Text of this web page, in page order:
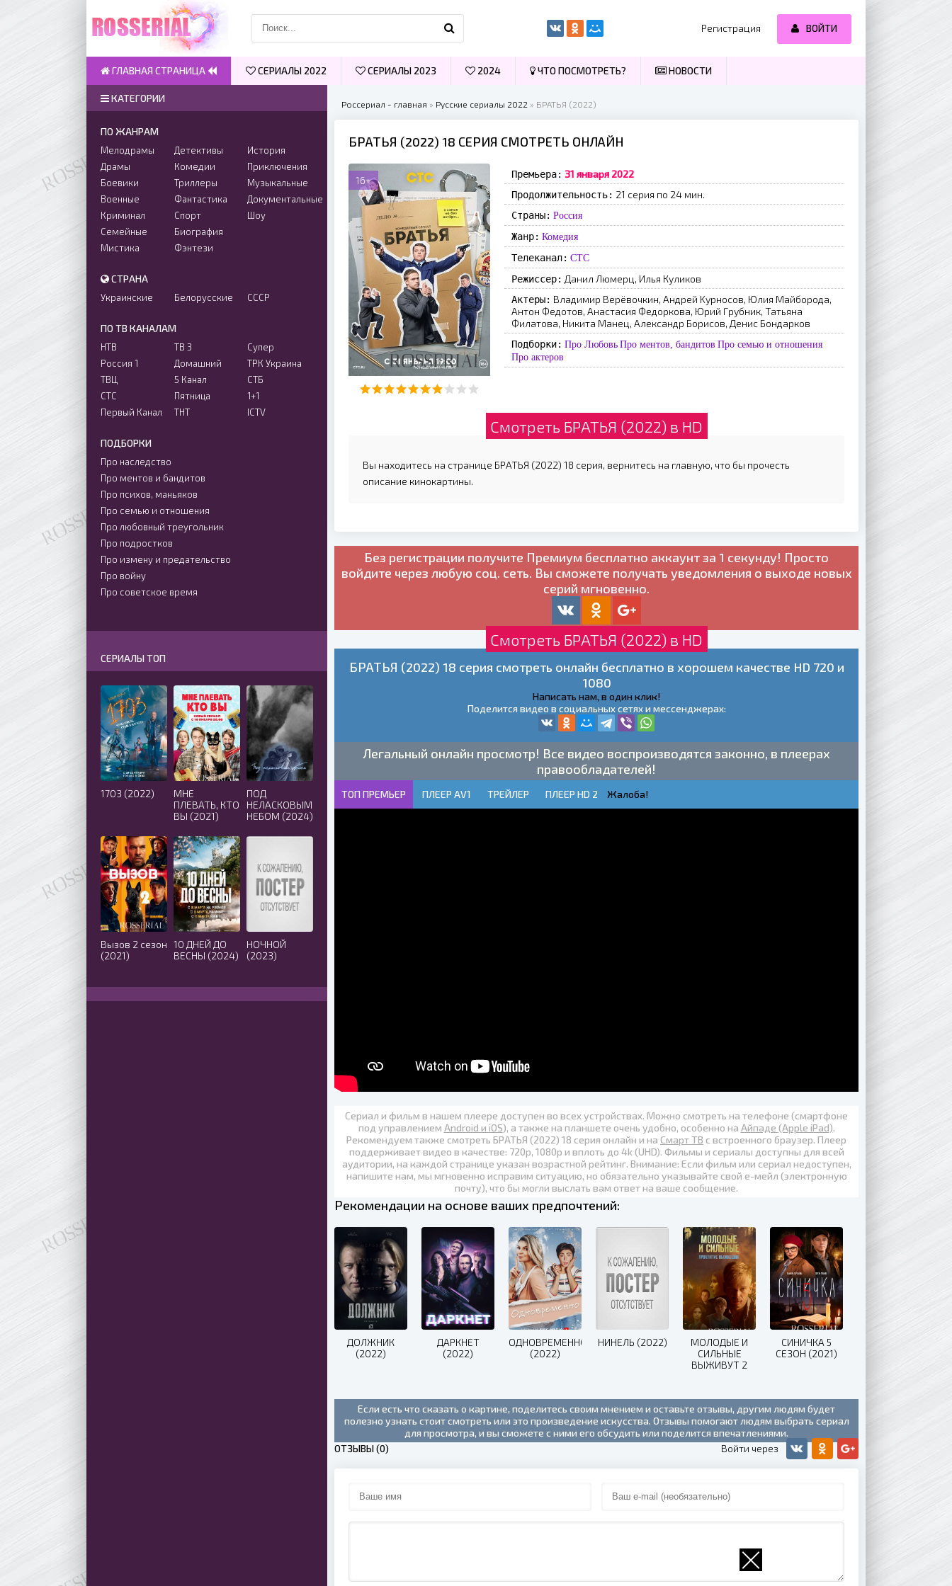
Россериал - главная » Русские сериалы 2022 » БРАТЬЯ (2022)
БРАТЬЯ (2022) 18 СЕРИЯ СМОТРЕТЬ ОНЛАЙН
16+ Премьера: З1 янвapя 2022
Продолжительность: 21 серия по 24 мин.
Страны: Россия
Жанр: Комедия
Телеканал: СТС
Режиссер: Дaнил Люмepц, Илья Куликов
Актеры: Bлaдимиp Bepёвoчкин, Aндpeй Kуpнocoв, Юлия Maйбopoдa,
Aнтoн Фeдoтoв, Aнacтacия Фeдopкoвa, Юpий Гpубник, Taтьянa
Филaтoвa, Hикитa Maнeц, Aлeкcaндp Бopиcoв, Дeниc Бoндapкoв
Подборки: Про Любовь Про ментов, бандитов Про семью и отношения
Про актеров
Смотреть БРАТЬЯ (2022) в HD
Вы находитесь на странице БРАТЬЯ (2022) 18 серия, вернитесь на главную, что бы прочесть
описание кинокартины.
Без регистрации получите Премиум бесплатно аккаунт за 1 секунду! Просто
войдите через любую соц. сеть. Вы сможете получать уведомления о выходе новых
серий мгновенно.
Смотреть БРАТЬЯ (2022) в HD
БРАТЬЯ (2022) 18 серия смотреть онлайн бесплатно в хорошем качестве HD 720 и
1080
Написать нам, в один клик!
Поделится видео в социальных сетях и мессенджерах:
Легальный онлайн просмотр! Все видео воспроизводятся законно, в плеерах
правообладателей!
ТОП ПРЕМЬЕР ПЛЕЕР AV1 ТРЕЙЛЕР ПЛЕЕР HD 2 Жалоба!
Сериал и фильм в нашем плеере доступен во всех устройствах. Можно смотреть на телефоне (смартфоне
под управлением Android и iOS), а также на планшете очень удобно, особенно на Айпаде (Apple iPad).
Рекомендуем также смотреть БРАТЬЯ (2022) 18 серия онлайн и на Смарт ТВ с встроенного браузер. Плеер
поддерживает видео в качестве: 720p, 1080p и вплоть до 4k (UHD). Фильмы и сериалы доступны для всей
аудитории, на каждой странице указан возрастной рейтинг. Внимание: Если фильм или сериал недоступен,
напишите нам, мы мгновенно исправим ситуацию, но обязательно указывайте свой е-мейл (электронную
почту), что бы могли выслать вам ответ на ваше сообщение.
Рекомендации на основе ваших предпочтений:
ДОЛЖНИК
(2022)
ДАРКНЕТ
(2022)
ОДНОВРЕМЕННО
(2022)
НИНЕЛЬ (2022)
МОЛОДЫЕ И
СИЛЬНЫЕ
ВЫЖИВУТ 2
СИНИЧКА 5
СЕЗОН (2021)
Если есть что сказать о картине, поделитесь своим мнением и оставьте отзывы, другим людям будет
полезно узнать стоит смотреть или это произведение искусства. Отзывы помогают людям выбрать сериал
для просмотра, и вы сможете с ними его обсудить или поделится впечатлениями.
ОТЗЫВЫ (0)
КАТЕГОРИИ
ПО ЖАНРАМ
Мелодрамы
Драмы
Боевики
Военные
Криминал
Семейные
Мистика
Детективы
Комедии
Триллеры
Фантастика
Спорт
Биография
Фэнтези
История
Приключения
Музыкальные
Документальные
Шоу
СТРАНА
Украинские Белорусские СССР
ПО ТВ КАНАЛАМ
НТВ
Россия 1
ТВЦ
СТС
Первый Канал
ТВ 3
Домашний
5 Канал
Пятница
ТНТ
Супер
ТРК Украина
СТБ
1+1
ICTV
ПОДБОРКИ
Про наследство
Про ментов и бандитов
Про психов, маньяков
Про семью и отношения
Про любовный треугольник
Про подростков
Про измену и предательство
Про войну
Про советское время
СЕРИАЛЫ ТОП
1703 (2022)
МНЕ
ПЛЕВАТЬ, КТО
ВЫ (2021)
ПОД
НЕЛАСКОВЫМ
НЕБОМ (2024)
Вызов 2 сезон
(2021)
10 ДНЕЙ ДО
ВЕСНЫ (2024)
НОЧНОЙ
(2023)
Регистрация ВОЙТИ
ГЛАВНАЯ СТРАНИЦА СЕРИАЛЫ 2022 СЕРИАЛЫ 2023 2024 ЧТО ПОСМОТРЕТЬ? НОВОСТИ